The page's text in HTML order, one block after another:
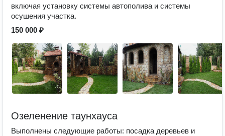
включая установку системы автополива и системы
осушения участка.
150 000 ₽
Озеленение таунхауса
Выполнены следующие работы: посадка деревьев и